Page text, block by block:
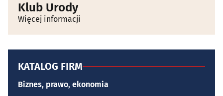
Klub Urody
Więcej informacji
KATALOG FIRM
Biznes, prawo, ekonomia